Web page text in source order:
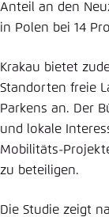
Anteil an den
in Polen bei 14
Krakau bietet
Standorten freie
Parkens an. Der
und lokale
Mobilitäts-
zu beteiligen.
Die Studie zeigt